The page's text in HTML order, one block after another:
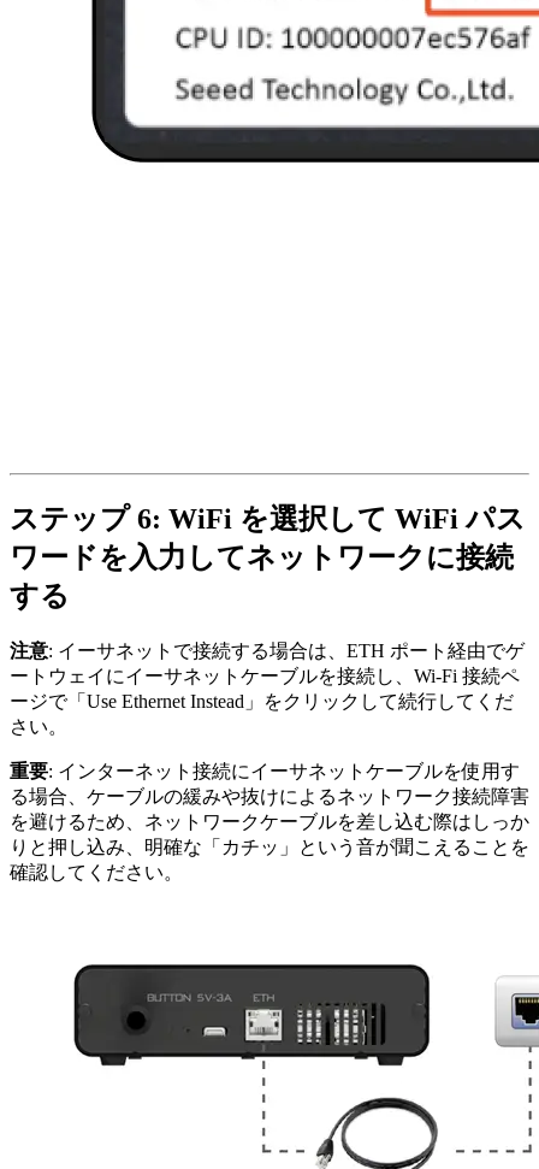
ステップ 6: WiFi を選択して WiFi パス
ワードを入力してネットワークに接続
する
注意: イーサネットで接続する場合は、ETH ポート経由でゲ
ートウェイにイーサネットケーブルを接続し、Wi-Fi 接続ペ
ージで「Use Ethernet Instead」をクリックして続行してくだ
さい。
重要: インターネット接続にイーサネットケーブルを使用す
る場合、ケーブルの緩みや抜けによるネットワーク接続障害
を避けるため、ネットワークケーブルを差し込む際はしっか
りと押し込み、明確な「カチッ」という音が聞こえることを
確認してください。